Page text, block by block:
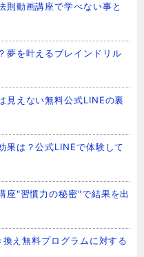
則​動画講座で学べない事と
夢を叶えるブレインドリル
見えない無料公式LINEの裏
果は？公式LINEで体験して
座"習慣力の秘密"で結果を出
え無料プログラムに対する